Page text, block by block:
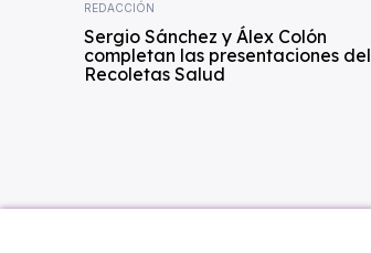
REDACCIÓN
Sergio Sánchez y Álex Colón
completan las presentaciones del
Recoletas Salud